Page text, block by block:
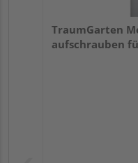
TraumGarten
aufschrauben